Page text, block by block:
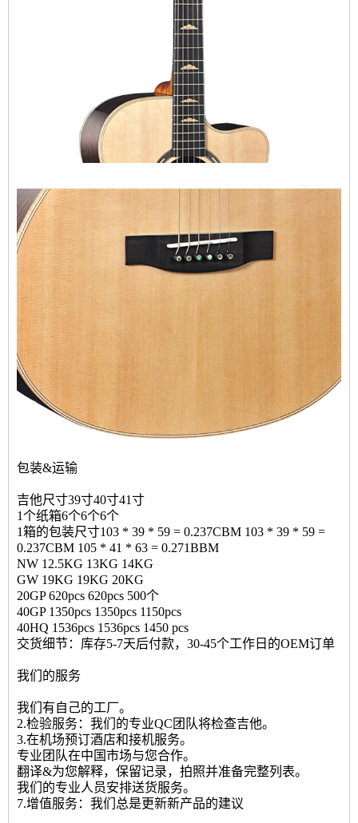
包装&运输
吉他尺寸39寸40寸41寸
1个纸箱6个6个6个
1箱的包装尺寸103 * 39 * 59 = 0.237CBM 103 * 39 * 59 =
0.237CBM 105 * 41 * 63 = 0.271BBM
NW 12.5KG 13KG 14KG
GW 19KG 19KG 20KG
20GP 620pcs 620pcs 500个
40GP 1350pcs 1350pcs 1150pcs
40HQ 1536pcs 1536pcs 1450 pcs
交货细节：库存5-7天后付款，30-45个工作日的OEM订单
我们的服务
我们有自己的工厂。
2.检验服务：我们的专业QC团队将检查吉他。
3.在机场预订酒店和接机服务。
专业团队在中国市场与您合作。
翻译&为您解释，保留记录，拍照并准备完整列表。
我们的专业人员安排送货服务。
7.增值服务：我们总是更新新产品的建议